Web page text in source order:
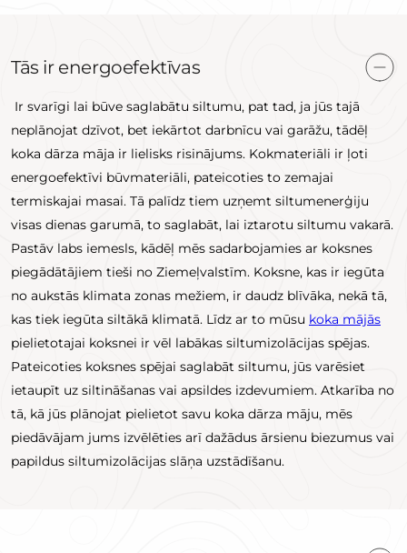
Tās ir energoefektīvas
Ir svarīgi lai būve saglabātu siltumu, pat tad, ja jūs tajā
neplānojat dzīvot, bet iekārtot darbnīcu vai garāžu, tādēļ
koka dārza māja ir lielisks risinājums. Kokmateriāli ir ļoti
energoefektīvi būvmateriāli, pateicoties to zemajai
termiskajai masai. Tā palīdz tiem uzņemt siltumenerģiju
visas dienas garumā, to saglabāt, lai iztarotu siltumu vakarā.
Pastāv labs iemesls, kādēļ mēs sadarbojamies ar koksnes
piegādātājiem tieši no Ziemeļvalstīm. Koksne, kas ir iegūta
no aukstās klimata zonas mežiem, ir daudz blīvāka, nekā tā,
kas tiek iegūta siltākā klimatā. Līdz ar to mūsu koka mājās
pielietotajai koksnei ir vēl labākas siltumizolācijas spējas.
Pateicoties koksnes spējai saglabāt siltumu, jūs varēsiet
ietaupīt uz siltināšanas vai apsildes izdevumiem. Atkarība no
tā, kā jūs plānojat pielietot savu koka dārza māju, mēs
piedāvājam jums izvēlēties arī dažādus ārsienu biezumus vai
papildus siltumizolācijas slāņa uzstādīšanu.